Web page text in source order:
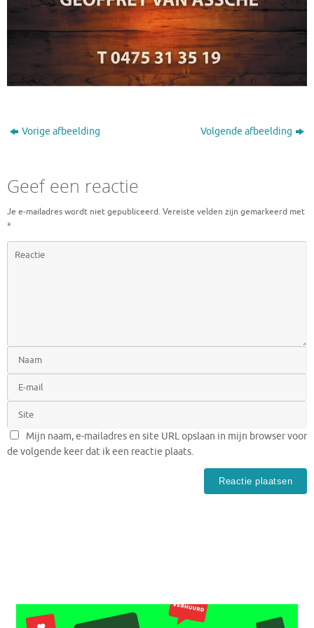
Vorige afbeelding Volgende afbeelding
Geef een reactie
Je e-mailadres wordt niet gepubliceerd. Vereiste velden zijn gemarkeerd met
*
Mijn naam, e-mailadres en site URL opslaan in mijn browser voor
de volgende keer dat ik een reactie plaats.